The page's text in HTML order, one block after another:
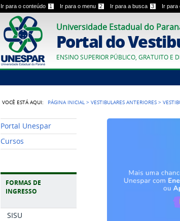
Ir para o conteúdo 1 Ir para o menu 2 Ir para a busca 3 Ir para
Universidade Estadual do
Portal do
ENSINO SUPERIOR PÚBLICO, GRATUITO E
VOCÊ ESTÁ AQUI: PÁGINA INICIAL >VESTIBULARES ANTERIORES >
Portal Unespar
Cursos
FORMAS DE
INGRESSO
SISU